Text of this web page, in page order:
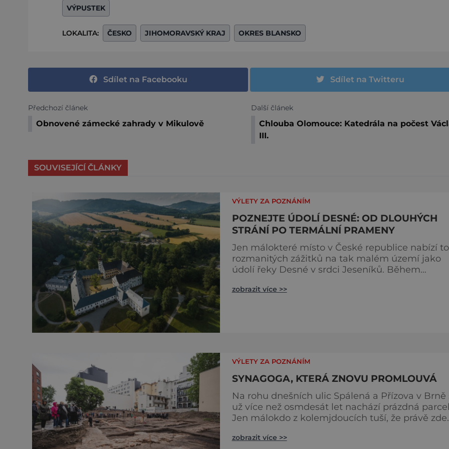
VÝPUSTEK
LOKALITA: ČESKO JIHOMORAVSKÝ KRAJ OKRES BLANSKO
Sdílet na Facebooku Sdílet na Twitteru
Předchozí článek
Obnovené zámecké zahrady v Mikulově
Další článek
Chlouba Olomouce: Katedrála na počest
III.
SOUVISEJÍCÍ ČLÁNKY
VÝLETY ZA POZNÁNÍM
POZNEJTE ÚDOLÍ DESNÉ: OD DLOUHÝCH
STRÁNÍ PO TERMÁLNÍ PRAMENY
Jen málokteré místo v České republice nabízí
rozmanitých zážitků na tak malém území jako
údolí řeky Desné v srdci Jeseníků. Během
nejvýznamnějších vodních elektráren v Evropě,
zobrazit více >>
VÝLETY ZA POZNÁNÍM
SYNAGOGA, KTERÁ ZNOVU PROMLOUVÁ
Na rohu dnešních ulic Spálená a Přízova v Brně
už více než osmdesát let nachází prázdná
Jen málokdo z kolemjdoucích tuší, že právě zde
– monumentální stavba, která byla po desetiletí
zobrazit více >>